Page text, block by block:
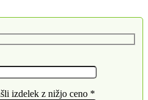
izdelek z nižjo ceno *